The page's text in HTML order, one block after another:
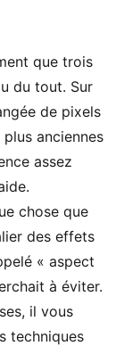
que trois
du tout. Sur
de pixels
anciennes
assez
chose que
des effets
« aspect
à éviter.
il vous
techniques